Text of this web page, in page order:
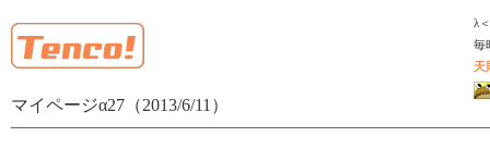
マイページα27（2013/6/11）
λ
毎
天